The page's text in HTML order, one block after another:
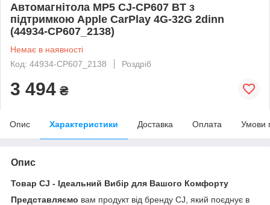
Автомагнітола MP5 CJ-CP607 BT з
підтримкою Apple CarPlay 4G-32G 2dinn
(44934-CP607_2138)
Немає в наявності
Код: 44934-CP607_2138
Роздріб
3 494 ₴
Опис Характеристики Доставка Оплата Умови
Опис
Товар CJ - Ідеальний Вибір для Вашого Комфорту
Представляємо вам продукт від бренду CJ, який поєднує в